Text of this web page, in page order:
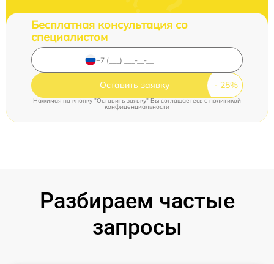
Бесплатная консультация со
специалистом
Оставить заявку
Нажимая на кнопку "Оставить заявку" Вы соглашаетесь cполитикой
конфиденциальности
Разбираем частые
запросы